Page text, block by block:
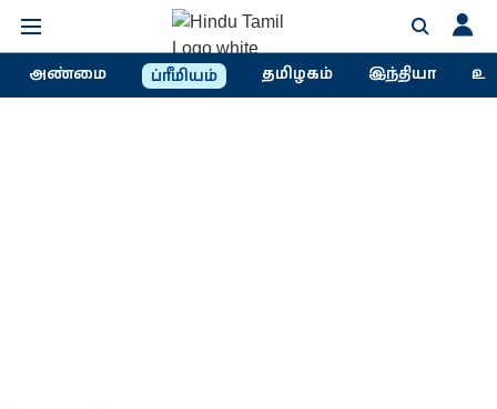
அண்மை ப்ரீமியம் தமிழகம் இந்தியா